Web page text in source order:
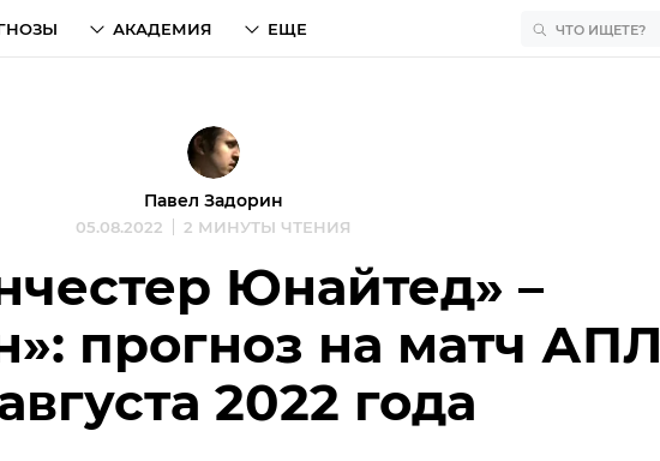
АКАДЕМИЯ ЕЩЕ
Павел Задорин
05.08.2022 2 МИНУТЫ ЧТЕНИЯ
Юнайтед» –
прогноз на матч АПЛ
2022 года